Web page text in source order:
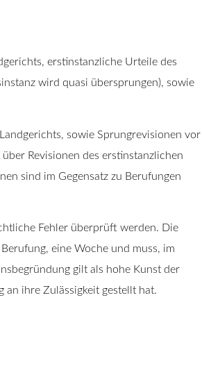
erstinstanzliche Urteile des
wird quasi übersprungen), sowie
sowie Sprungrevisionen vor
Revisionen des erstinstanzlichen
sind im Gegensatz zu Berufungen
Fehler überprüft werden. Die
eine Woche und muss, im
gilt als hohe Kunst der
an ihre Zulässigkeit gestellt hat.